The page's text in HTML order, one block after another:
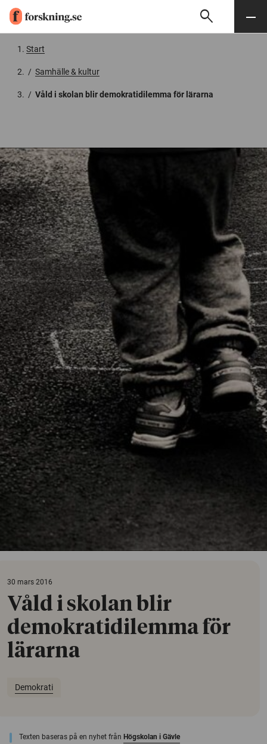
Söksearch Meny
Start
/ Samhälle & kultur
/ Våld i skolan blir demokratidilemma för lärarna
30 mars 2016
Våld i skolan blir
demokratidilemma för
lärarna
Demokrati
Texten baseras på en nyhet från Högskolan i Gävle